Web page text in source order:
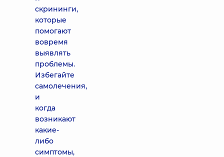
скрининги,
которые
помогают
вовремя
выявлять
проблемы.
Избегайте
самолечения,
и
когда
возникают
какие-
либо
симптомы,